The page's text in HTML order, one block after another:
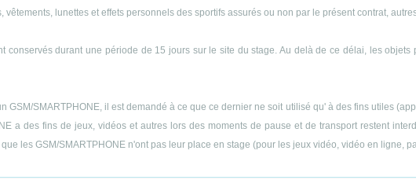
vêtements, lunettes et effets personnels des sportifs assurés ou non par le présent contrat,
conservés durant une période de 15 jours sur le site du stage. Au delà de ce délai, les
GSM/SMARTPHONE, il est demandé à ce que ce dernier ne soit utilisé qu' à des fins utiles
a des fins de jeux, vidéos et autres lors des moments de pause et de transport restent
les GSM/SMARTPHONE n'ont pas leur place en stage (pour les jeux vidéo, vidéo en ligne,